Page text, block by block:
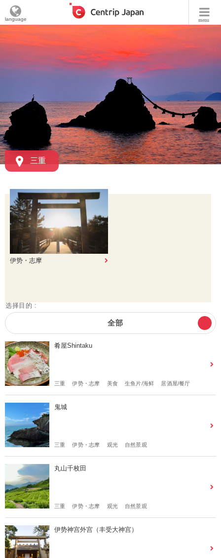
menu
language
三重
伊势・志摩
选择目的 :
全部
肴屋Shintaku
三重 伊势・志摩 美食 生鱼片/海鲜 居酒屋/餐厅
鬼城
三重 伊势・志摩 观光 自然景观
丸山千枚田
三重 伊势・志摩 观光 自然景观
伊势神宫外宫（丰受大神宫）